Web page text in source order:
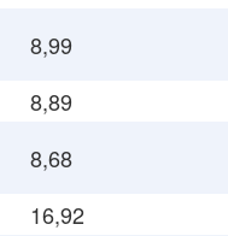
8,99
8,89
8,68
16,92